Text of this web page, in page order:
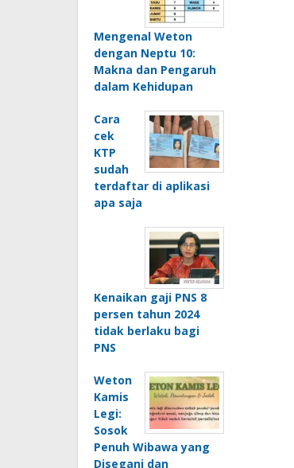
Mengenal Weton
dengan Neptu 10:
Makna dan Pengaruh
dalam Kehidupan
Cara
cek
KTP
sudah
terdaftar di aplikasi
apa saja
Kenaikan gaji PNS 8
persen tahun 2024
tidak berlaku bagi
PNS
Weton
Kamis
Legi:
Sosok
Penuh Wibawa yang
Disegani dan